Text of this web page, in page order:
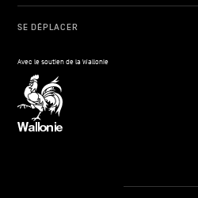
SE DÉPLACER
Avec le soutien de la Wallonie